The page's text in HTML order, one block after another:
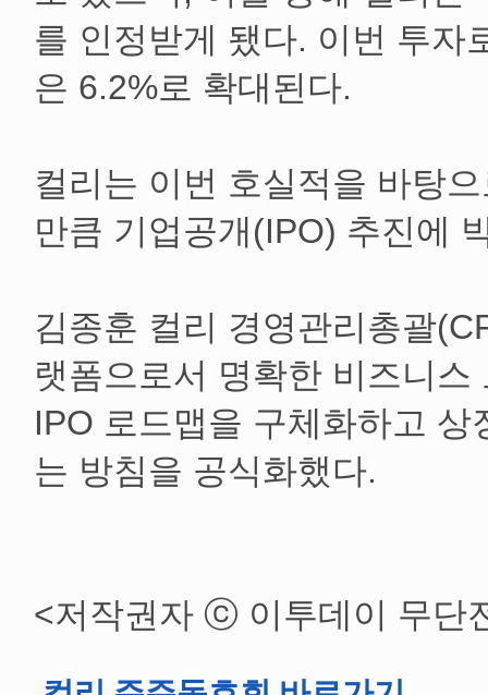
를 인정받게 됐다. 이번 투자
은 6.2%로 확대된다.
컬리는 이번 호실적을 바탕
만큼 기업공개(IPO) 추진에
김종훈 컬리 경영관리총괄
랫폼으로서 명확한 비즈니
IPO 로드맵을 구체화하고
는 방침을 공식화했다.
<저작권자 ⓒ 이투데이 무단